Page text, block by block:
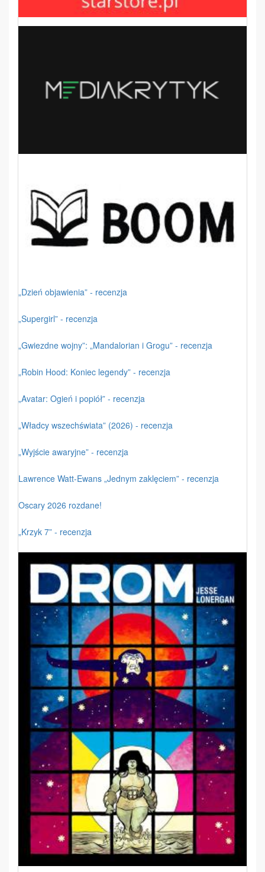
„Dzień objawienia” - recenzja
„Supergirl” - recenzja
„Gwiezdne wojny”: „Mandalorian i Grogu” - recenzja
„Robin Hood: Koniec legendy” - recenzja
„Avatar: Ogień i popiół” - recenzja
„Władcy wszechświata” (2026) - recenzja
„Wyjście awaryjne” - recenzja
Lawrence Watt-Ewans „Jednym zaklęciem” - recenzja
Oscary 2026 rozdane!
„Krzyk 7” - recenzja